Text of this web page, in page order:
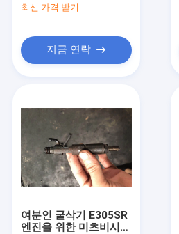
다
최신 가격 받기
지금 연락
여분인 굴삭기 E305SR
엔진을 위한 미츠비시